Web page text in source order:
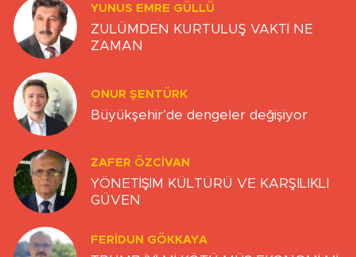
YUNUS EMRE GÜLLÜ
ZULÜMDEN KURTULUŞ VAKTİ NE
ZAMAN
ONUR ŞENTÜRK
Büyükşehir’de dengeler değişiyor
ZAFER ÖZCIVAN
YÖNETİŞİM KÜLTÜRÜ VE KARŞILIKLI
GÜVEN
FERIDUN GÖKKAYA